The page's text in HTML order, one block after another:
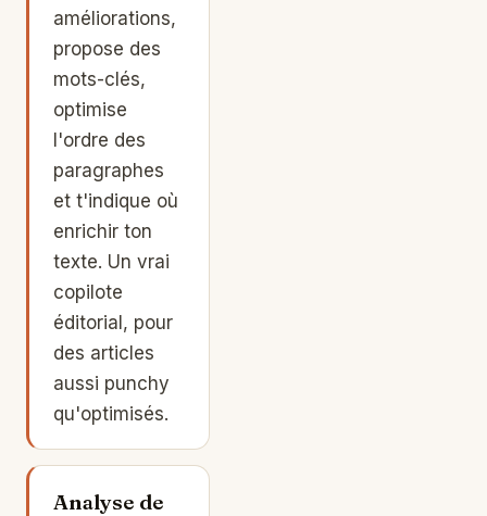
améliorations,
propose des
mots-clés,
optimise
l'ordre des
paragraphes
et t'indique où
enrichir ton
texte. Un vrai
copilote
éditorial, pour
des articles
aussi punchy
qu'optimisés.
Analyse de